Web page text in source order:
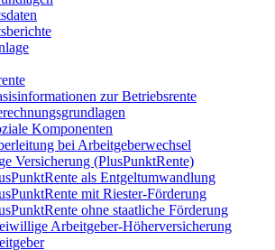
zur Betriebsrente
Komponenten
bei Arbeitgeberwechsel
Versicherung (PlusPunktRente)
als Entgeltumwandlung
mit Riester-Förderung
ohne staatliche Förderung
Arbeitgeber-Höherversicherung